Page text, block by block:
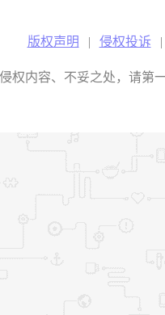
版权声明 | 侵权投诉 |
权内容、不妥之处，请第